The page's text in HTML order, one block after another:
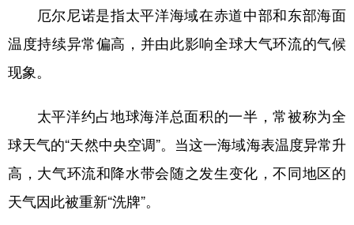
广东 广西 海南 重庆
陕西 甘肃
厄尔尼诺是指太平洋海域在赤道中部和东部海面
温度持续异常偏高，并由此影响全球大气环流的气候
现象。
太平洋约占地球海洋总面积的一半，常被称为全
球天气的“天然中央空调”。当这一海域海表温度异常升
高，大气环流和降水带会随之发生变化，不同地区的
天气因此被重新“洗牌”。